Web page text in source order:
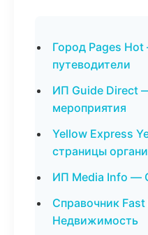
Город Pages
путеводители
ИП Guide Direct
мероприятия
Yellow Express
страницы
ИП Media Info —
Справочник
Недвижимость